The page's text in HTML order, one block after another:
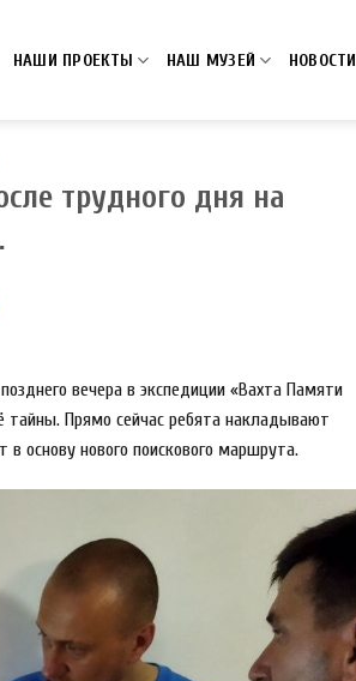
НАШИ ПРОЕКТЫ НАШ МУЗЕЙ НОВОСТИ
трудного дня на
вечера в экспедиции «Вахта Памяти
Прямо сейчас ребята накладывают
основу нового поискового маршрута.